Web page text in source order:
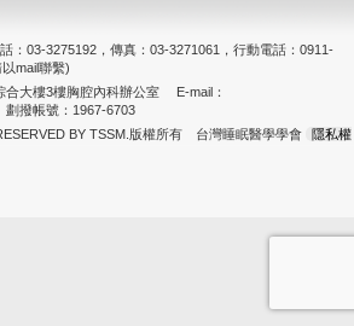
：03-3275192，傳真：03-3271061，行動電話：0911-
mail聯繫)
合大樓3樓胸腔內科辦公室 E-mail：
撥帳號：1967-6703
BY TSSM.版權所有 台灣睡眠醫學學會
隱私權